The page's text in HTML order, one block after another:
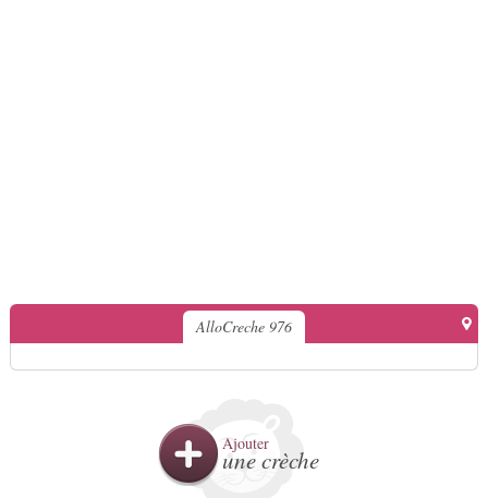
AlloCreche 976
Ajouter
une crèche